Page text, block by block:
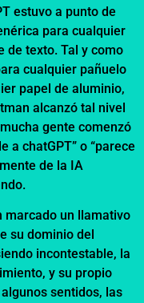
estuvo a punto de
para cualquier
de texto. Tal y como
cualquier pañuelo
papel de aluminio,
alcanzó tal nivel
gente comenzó
a chatGPT” o “parece
de la IA
marcado un llamativo
su dominio del
incontestable, la
y su propio
sentidos, las